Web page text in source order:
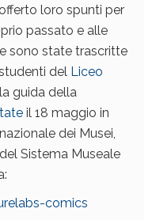
loro spunti per
passato e alle
sono state trascritte
del Liceo
guida della
il 18 maggio in
dei Musei,
Sistema Museale
comics